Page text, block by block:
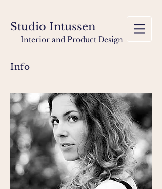
Studio Intussen
Interior and Product Design
Info